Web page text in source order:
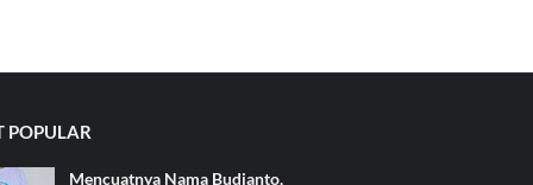
POPULAR
Mencuatnya Nama Budianto,